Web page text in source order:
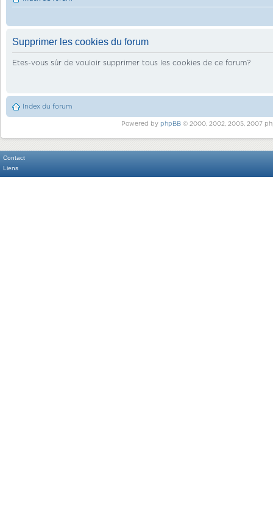
Supprimer les cookies du forum
Etes-vous sûr de vouloir supprimer tous les cookies de ce forum?
Index du forum
Powered by phpBB© 2000, 2002, 2005, 2007
Contact
Liens